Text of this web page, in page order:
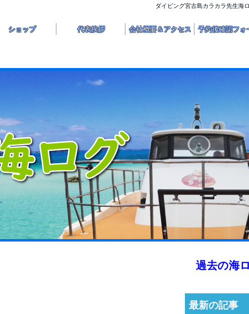
ダイビング宮古島カラカラ先生海
ショップ 代表挨拶 会社概要＆アクセス 予約後確認フォ
過去の海
最新の記事